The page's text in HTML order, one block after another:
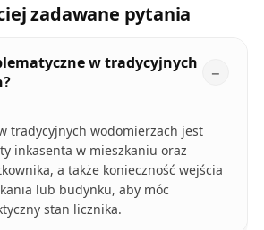
zadawane pytania
w tradycyjnych
tradycyjnych wodomierzach jest
inkasenta w mieszkaniu oraz
a także konieczność wejścia
lub budynku, aby móc
stan licznika.